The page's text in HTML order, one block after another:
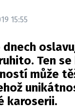
15:55
Ten
může
karoserii.